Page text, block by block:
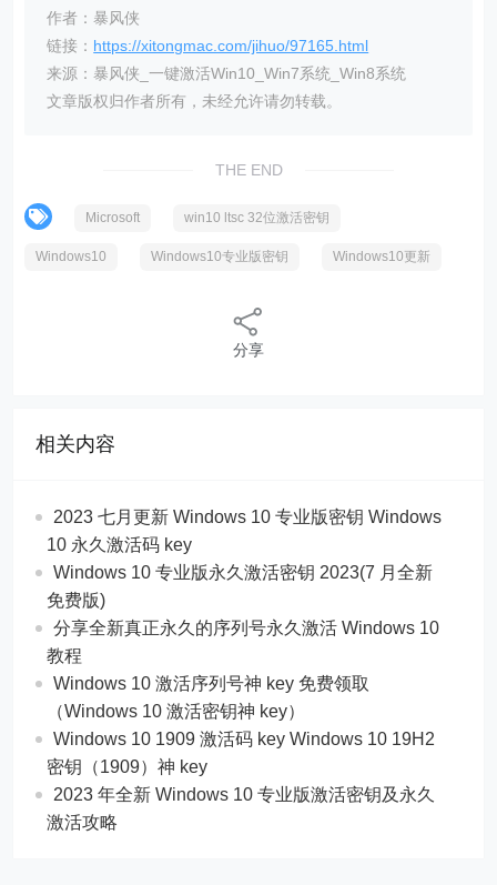
作者：暴风侠
链接： https://xitongmac.com/jihuo/97165.html
来源：暴风侠_一键激活Win10_Win7系统_Win8系统
文章版权归作者所有，未经允许请勿转载。
THE END
Microsoft win10 ltsc 32位激活密钥
Windows10 Windows10专业版密钥 Windows10更新
分享
相关内容
2023 七月更新 Windows 10 专业版密钥 Windows
10 永久激活码 key
Windows 10 专业版永久激活密钥 2023(7 月全新
免费版)
分享全新真正永久的序列号永久激活 Windows 10
教程
Windows 10 激活序列号神 key 免费领取
（Windows 10 激活密钥神 key）
Windows 10 1909 激活码 key Windows 10 19H2
密钥（1909）神 key
2023 年全新 Windows 10 专业版激活密钥及永久
激活攻略